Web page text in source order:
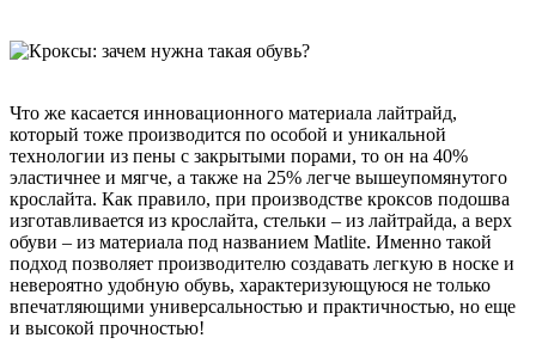
Что же касается инновационного материала лайтрайд,
который тоже производится по особой и уникальной
технологии из пены с закрытыми порами, то он на 40%
эластичнее и мягче, а также на 25% легче вышеупомянутого
крослайта. Как правило, при производстве кроксов подошва
изготавливается из крослайта, стельки – из лайтрайда, а верх
обуви – из материала под названием Matlite. Именно такой
подход позволяет производителю создавать легкую в носке и
невероятно удобную обувь, характеризующуюся не только
впечатляющими универсальностью и практичностью, но еще
и высокой прочностью!